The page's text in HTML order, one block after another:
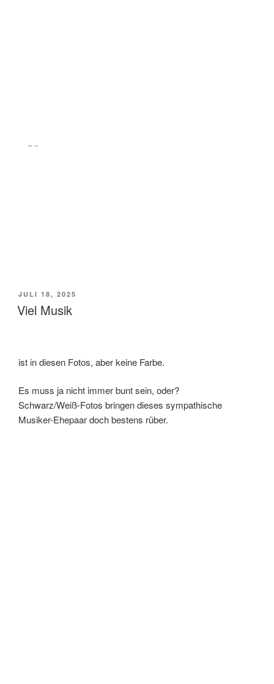
VERÖFFENTLICHT
AM
JULI 18, 2025
Viel Musik
ist in diesen Fotos, aber keine Farbe.
Es muss ja nicht immer bunt sein, oder?
Schwarz/Weiß-Fotos bringen dieses sympathische
Musiker-Ehepaar doch bestens rüber.